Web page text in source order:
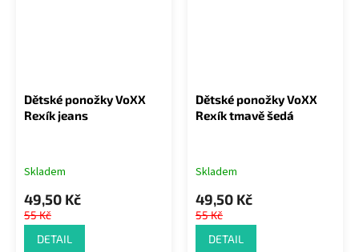
Dětské ponožky VoXX
Rexík jeans
Skladem
49,50 Kč
55 Kč
DETAIL
Dětské ponožky VoXX
Rexík tmavě šedá
Skladem
49,50 Kč
55 Kč
DETAIL